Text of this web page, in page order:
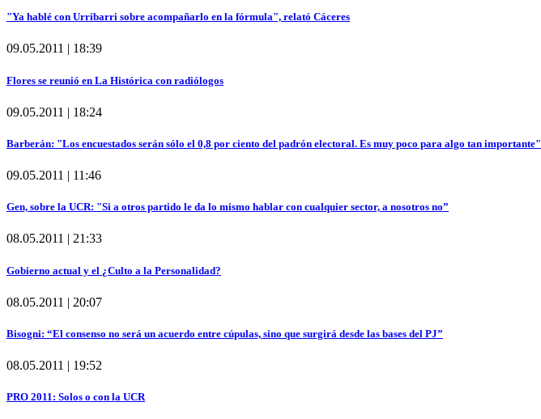
"Ya hablé con Urribarri sobre acompañarlo en la fórmula", relató Cáceres
09.05.2011 | 18:39
Flores se reunió en La Histórica con radiólogos
09.05.2011 | 18:24
Barberán: "Los encuestados serán sólo el 0,8 por ciento del padrón electoral. Es muy poco para algo tan importante"
09.05.2011 | 11:46
Gen, sobre la UCR: "Si a otros partido le da lo mismo hablar con cualquier sector, a nosotros no”
08.05.2011 | 21:33
Gobierno actual y el ¿Culto a la Personalidad?
08.05.2011 | 20:07
Bisogni: “El consenso no será un acuerdo entre cúpulas, sino que surgirá desde las bases del PJ”
08.05.2011 | 19:52
PRO 2011: Solos o con la UCR